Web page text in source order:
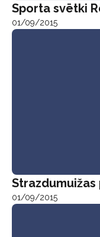
Sporta svētki
01/09/2015
01/09/2015